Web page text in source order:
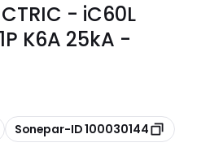
- iC60L
K6A 25kA -
Kopioi
Sonepar-ID 100030144